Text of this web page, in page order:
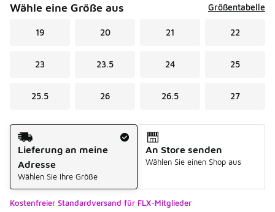
Wähle eine Größe aus Größentabelle
19 20 21 22
23 23.5 24 25
25.5 26 26.5 27
Versandart
Lieferung an meine
Adresse
Wählen Sie Ihre Größe
An Store senden
Wählen Sie einen Shop aus
Kostenfreier Standardversand für FLX-Mitglieder